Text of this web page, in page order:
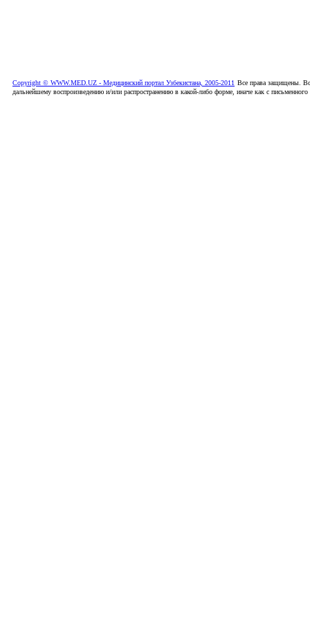
Copyright © WWW.MED.UZ - Медицинский портал Узбекистана, 2005-2011 Все права защищены.
дальнейшему воспроизведению и/или распространению в какой-либо форме, иначе как с